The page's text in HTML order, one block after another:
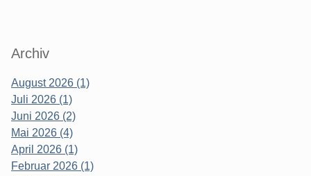
Archiv
August 2026 (1)
Juli 2026 (1)
Juni 2026 (2)
Mai 2026 (4)
April 2026 (1)
Februar 2026 (1)